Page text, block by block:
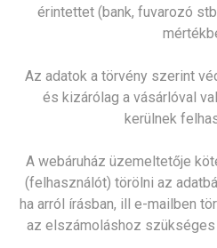
érintettet (bank, fuvarozó
Az adatok a törvény szerint
és kizárólag a vásárlóval
kerülnek
A webáruház üzemeltetője
(felhasználót) törölni az
ha arról írásban, ill e-mailben
az elszámoláshoz